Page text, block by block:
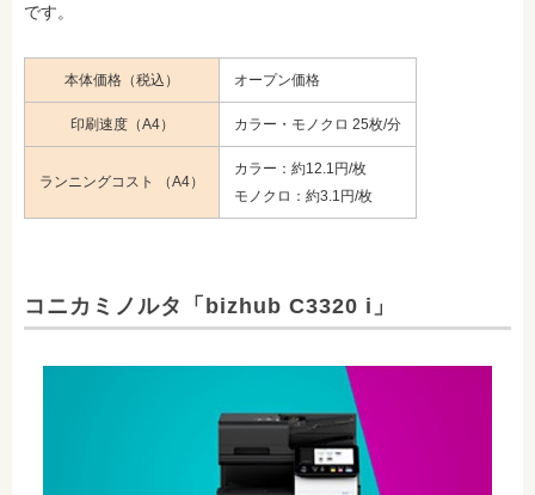
です。
本体価格（税込） オープン価格
印刷速度（A4） カラー・モノクロ 25枚/分
ランニングコスト （A4）
カラー：約12.1円/枚
モノクロ：約3.1円/枚
コニカミノルタ「bizhub C3320 i」